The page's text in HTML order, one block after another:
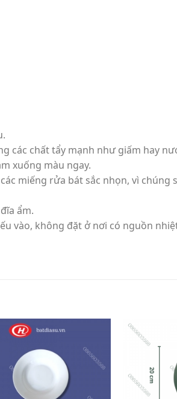
các chất tẩy mạnh như giấm hay
xuống màu ngay.
miếng rửa bát sắc nhọn, vì chúng
ẩm.
vào, không đặt ở nơi có nguồn